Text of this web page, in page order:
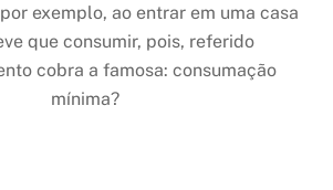
exemplo, ao entrar em uma casa
que consumir, pois, referido
cobra a famosa: consumação
mínima?